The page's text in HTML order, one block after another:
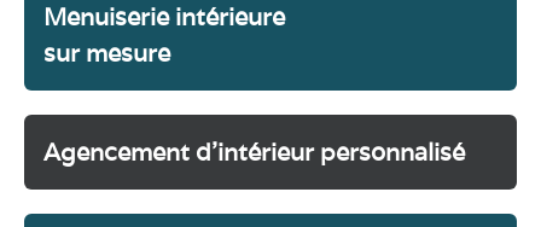
Menuiserie intérieure
sur mesure
Agencement d'intérieur personnalisé